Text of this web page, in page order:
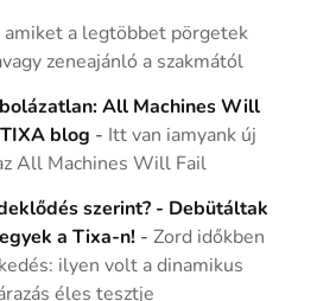
amiket a legtöbbet pörgetek
zeneajánló a szakmától
All Machines Will
blog - Itt van iamyank új
All Machines Will Fail
szerint? - Debütáltak
a Tixa-n! -Zord időkben
ilyen volt a dinamikus
éles tesztje